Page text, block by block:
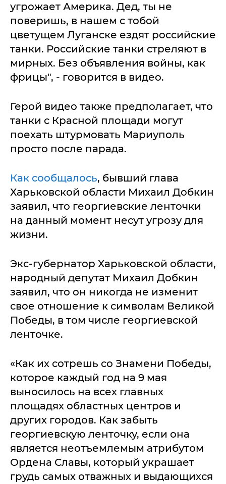
угрожает Америка. Дед, ты не
поверишь, в нашем с тобой
цветущем Луганске ездят российские
танки. Российские танки стреляют в
мирных. Без объявления войны, как
фрицы", - говорится в видео.
Герой видео также предполагает, что
танки с Красной площади могут
поехать штурмовать Мариуполь
просто после парада.
Как сообщалось, бывший глава
Харьковской области Михаил Добкин
заявил, что георгиевские ленточки
на данный момент несут угрозу для
жизни.
Экс-губернатор Харьковской области,
народный депутат Михаил Добкин
заявил, что он никогда не изменит
свое отношение к символам Великой
Победы, в том числе георгиевской
ленточке.
«Как их сотрешь со Знамени Победы,
которое каждый год на 9 мая
выносилось на всех главных
площадях областных центров и
других городов. Как забыть
георгиевскую ленточку, если она
является неотъемлемым атрибутом
Ордена Славы, который украшает
грудь самых отважных и выдающихся